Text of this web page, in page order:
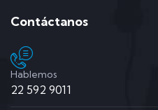
Contáctanos
Hablemos
22 592 9011